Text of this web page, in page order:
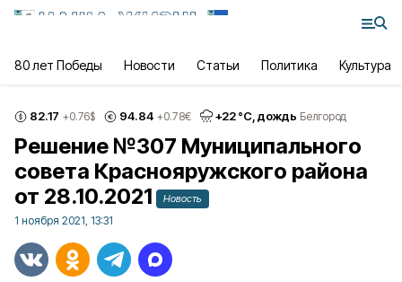
80 лет Победы Новости Статьи Политика Культура
82.17 +0.76$ 94.84 +0.78€ +22°С, дождь Белгород
Решение №307 Муниципального
совета Краснояружского района
от 28.10.2021
Новость
1 ноября 2021, 13:31